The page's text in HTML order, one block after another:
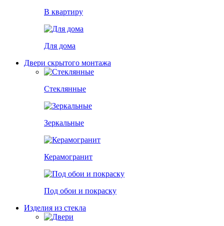
В квартиру
Для дома
Двери скрытого монтажа
Стеклянные
Зеркальные
Керамогранит
Под обои и покраску
Изделия из стекла